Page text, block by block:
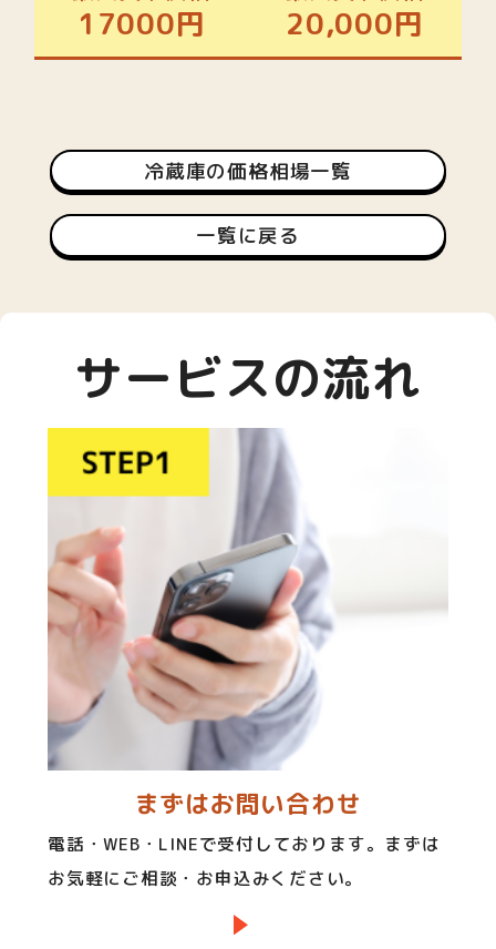
17000円 20,000円
冷蔵庫の価格相場一覧
一覧に戻る
サービスの流れ
まずはお問い合わせ
電話・WEB・LINEで受付しております。まずは
お気軽にご相談・お申込みください。